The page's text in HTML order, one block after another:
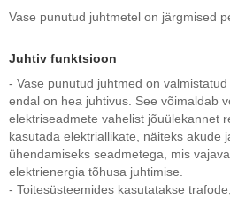
Vase punutud juhtmetel on järgmised
Juhtiv funktsioon
- Vase punutud juhtmed on
endal on hea juhtivus. See võimaldab
elektriseadmete vahelist jõuülekannet
kasutada elektriallikate, näiteks akude
ühendamiseks seadmetega, mis
elektrienergia tõhusa juhtimise.
- Toitesüsteemides kasutatakse